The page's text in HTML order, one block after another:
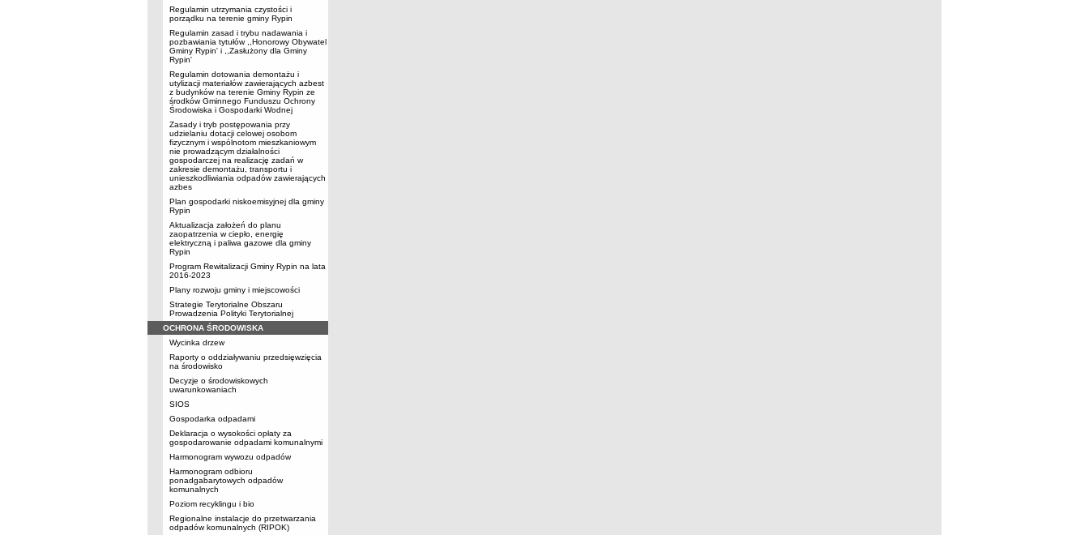
Regulamin utrzymania czystości i
porządku na terenie gminy Rypin
Regulamin zasad i trybu nadawania i
pozbawiania tytułów ,,Honorowy Obywatel
Gminy Rypin' i ,,Zasłużony dla Gminy
Rypin'
Regulamin dotowania demontażu i
utylizacji materiałów zawierających azbest
z budynków na terenie Gminy Rypin ze
środków Gminnego Funduszu Ochrony
Środowiska i Gospodarki Wodnej
Zasady i tryb postępowania przy
udzielaniu dotacji celowej osobom
fizycznym i wspólnotom mieszkaniowym
nie prowadzącym działalności
gospodarczej na realizację zadań w
zakresie demontażu, transportu i
unieszkodliwiania odpadów zawierających
azbes
Plan gospodarki niskoemisyjnej dla gminy
Rypin
Aktualizacja założeń do planu
zaopatrzenia w ciepło, energię
elektryczną i paliwa gazowe dla gminy
Rypin
Program Rewitalizacji Gminy Rypin na lata
2016-2023
Plany rozwoju gminy i miejscowości
Strategie Terytorialne Obszaru
Prowadzenia Polityki Terytorialnej
OCHRONA ŚRODOWISKA
Wycinka drzew
Raporty o oddziaływaniu przedsięwzięcia
na środowisko
Decyzje o środowiskowych
uwarunkowaniach
SIOS
Gospodarka odpadami
Deklaracja o wysokości opłaty za
gospodarowanie odpadami komunalnymi
Harmonogram wywozu odpadów
Harmonogram odbioru
ponadgabarytowych odpadów
komunalnych
Poziom recyklingu i bio
Regionalne instalacje do przetwarzania
odpadów komunalnych (RIPOK)